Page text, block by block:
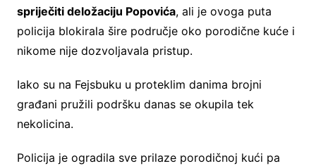
spriječiti deložaciju Popovića, ali je ovoga puta
policija blokirala šire područje oko porodične kuće i
nikome nije dozvoljavala pristup.
Iako su na Fejsbuku u proteklim danima brojni
građani pružili podršku danas se okupila tek
nekolicina.
Policija je ogradila sve prilaze porodičnoj kući pa